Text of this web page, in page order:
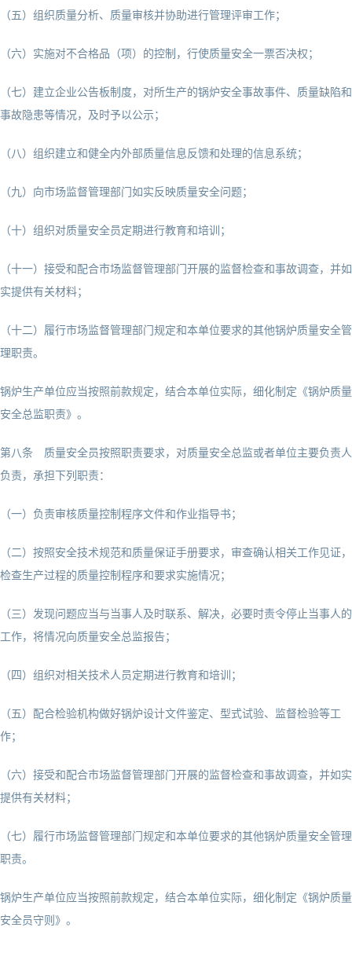
（五）组织质量分析、质量审核并协助进行管理评审工作；
（六）实施对不合格品（项）的控制，行使质量安全一票否决权；
（七）建立企业公告板制度，对所生产的锅炉安全事故事件、质量缺陷和
事故隐患等情况，及时予以公示；
（八）组织建立和健全内外部质量信息反馈和处理的信息系统；
（九）向市场监督管理部门如实反映质量安全问题；
（十）组织对质量安全员定期进行教育和培训；
（十一）接受和配合市场监督管理部门开展的监督检查和事故调查，并如
实提供有关材料；
（十二）履行市场监督管理部门规定和本单位要求的其他锅炉质量安全管
理职责。
锅炉生产单位应当按照前款规定，结合本单位实际，细化制定《锅炉质量
安全总监职责》。
第八条 质量安全员按照职责要求，对质量安全总监或者单位主要负责人
负责，承担下列职责：
（一）负责审核质量控制程序文件和作业指导书；
（二）按照安全技术规范和质量保证手册要求，审查确认相关工作见证，
检查生产过程的质量控制程序和要求实施情况；
（三）发现问题应当与当事人及时联系、解决，必要时责令停止当事人的
工作，将情况向质量安全总监报告；
（四）组织对相关技术人员定期进行教育和培训；
（五）配合检验机构做好锅炉设计文件鉴定、型式试验、监督检验等工
作；
（六）接受和配合市场监督管理部门开展的监督检查和事故调查，并如实
提供有关材料；
（七）履行市场监督管理部门规定和本单位要求的其他锅炉质量安全管理
职责。
锅炉生产单位应当按照前款规定，结合本单位实际，细化制定《锅炉质量
安全员守则》。